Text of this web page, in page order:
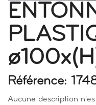
Référence:
Aucune description